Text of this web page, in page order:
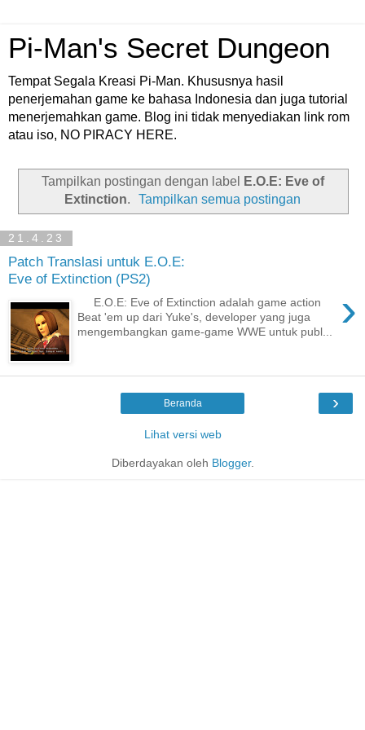
Pi-Man's Secret Dungeon
Tempat Segala Kreasi Pi-Man. Khususnya hasil
penerjemahan game ke bahasa Indonesia dan juga tutorial
menerjemahkan game. Blog ini tidak menyediakan link rom
atau iso, NO PIRACY HERE.
Tampilkan postingan dengan label
E.O.E: Eve of
Extinction. Tampilkan semua postingan
21.4.23
Patch Translasi untuk E.O.E:
Eve of Extinction (PS2)
›
E.O.E: Eve of Extinction adalah game action
Beat 'em up dari Yuke's, developer yang juga
mengembangkan game-game WWE untuk publ...
›
Beranda
Lihat versi web
Diberdayakan oleh Blogger.